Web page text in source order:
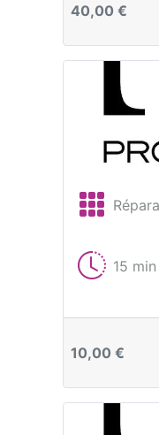
40,00 €
15 min
10,00 €